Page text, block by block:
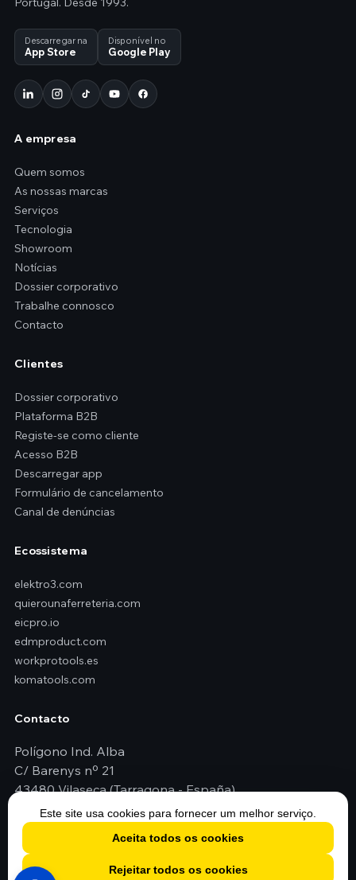
Descarregar na
App Store
Disponível no
Google Play
A empresa
Quem somos
As nossas marcas
Serviços
Tecnologia
Showroom
Notícias
Dossier corporativo
Trabalhe connosco
Contacto
Clientes
Dossier corporativo
Plataforma B2B
Registe-se como cliente
Acesso B2B
Descarregar app
Formulário de cancelamento
Canal de denúncias
Ecossistema
elektro3.com
quierounaferreteria.com
eicpro.io
edmproduct.com
workprotools.es
komatools.com
Contacto
Polígono Ind. Alba
C/ Barenys nº 21
43480 Vilaseca (Tarragona - España)
+351 211 166 712
geral@elektro3.com
Este site usa cookies para fornecer um melhor serviço.
Rejeitar todos os cookies
Aceita todos os cookies